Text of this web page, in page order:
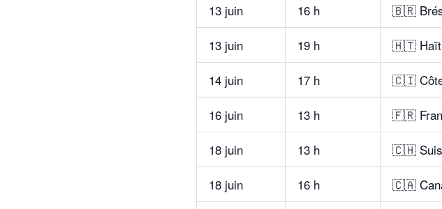
13 juin
16 h
🇧🇷
13 juin
19 h
🇭🇹 Haïti
14 juin
17 h
🇨🇮
16 juin
13 h
🇫🇷
18 juin
13 h
🇨🇭
18 juin
16 h
🇨🇦